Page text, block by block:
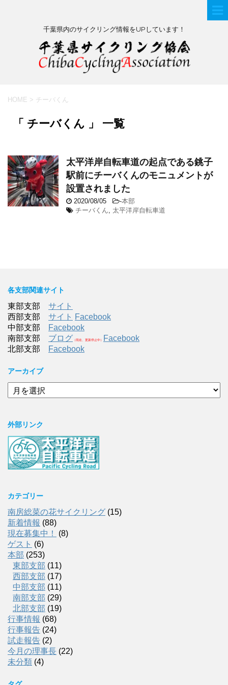
千葉県内のサイクリング情報をUPしています！
HOME > チーバくん
「 チーバくん 」 一覧
太平洋岸自転車道の起点である銚子
駅前にチーバくんのモニュメントが
設置されました
2020/08/05 -本部
チーバくん, 太平洋岸自転車道
各支部関連サイト
東部支部 サイト
西部支部 サイト Facebook
中部支部
Facebook
南部支部 ブログ （現在、更新停止中）
Facebook
北部支部
Facebook
アーカイブ
ア
ー
ブ
外部リンク
カテゴリー
南房総菜の花サイクリング (15)
新着情報 (88)
現在募集中！
(8)
ゲスト (6)
本部 (253)
東部支部 (11)
西部支部 (17)
中部支部 (11)
南部支部 (29)
北部支部 (19)
行事情報 (68)
行事報告 (24)
試走報告 (2)
今月の理事長 (22)
未分類 (4)